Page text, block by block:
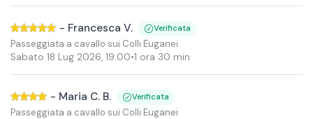
- Francesca V. Verificata
Passeggiata a cavallo sui Colli Euganei
Sabato 18 Lug 2026, 19:00•1 ora 30 min
- Maria C. B. Verificata
Passeggiata a cavallo sui Colli Euganei